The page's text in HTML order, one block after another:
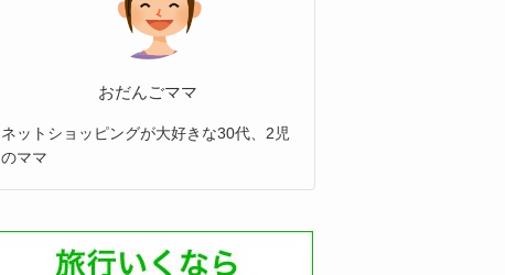
おだんごママ
ネットショッピングが大好きな30代、2児
のママ